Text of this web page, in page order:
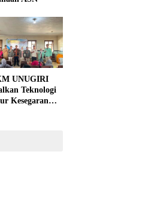
UNUGIRI
Teknologi
Kesegaran